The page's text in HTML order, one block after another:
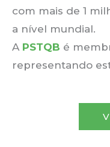
com mais de 1
a nível mundial.
A PSTQB é
representando